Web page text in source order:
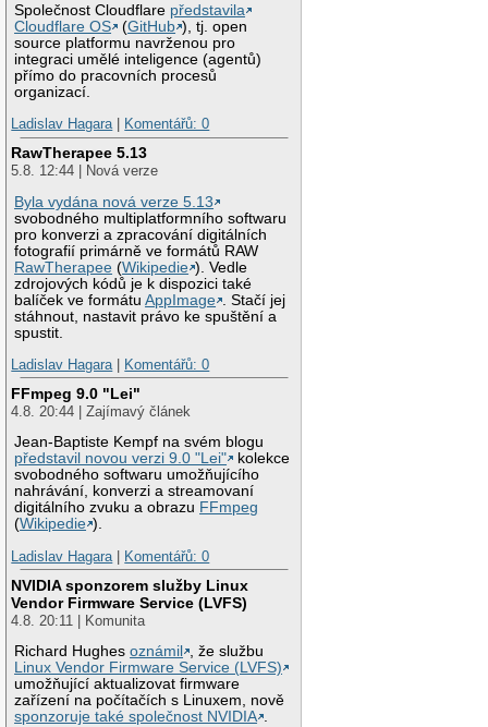
Společnost Cloudflare představila
Cloudflare OS
(GitHub ), tj. open
source platformu navrženou pro
integraci umělé inteligence (agentů)
přímo do pracovních procesů
organizací.
Ladislav Hagara| Komentářů: 0
RawTherapee 5.13
5.8. 12:44 | Nová verze
Byla vydána nová verze 5.13
svobodného multiplatformního softwaru
pro konverzi a zpracování digitálních
fotografií primárně ve formátů RAW
RawTherapee (Wikipedie ). Vedle
zdrojových kódů je k dispozici také
balíček ve formátuAppImage
. Stačí jej
stáhnout, nastavit právo ke spuštění a
spustit.
Ladislav Hagara| Komentářů: 0
FFmpeg 9.0 "Lei"
4.8. 20:44 | Zajímavý článek
Jean-Baptiste Kempf na svém blogu
představil novou verzi 9.0 "Lei"
kolekce
svobodného softwaru umožňujícího
nahrávání, konverzi a streamovaní
digitálního zvuku a obrazu FFmpeg
(Wikipedie ).
Ladislav Hagara| Komentářů: 0
NVIDIA sponzorem služby Linux
Vendor Firmware Service (LVFS)
4.8. 20:11 | Komunita
Richard Hughesoznámil
, že službu
Linux Vendor Firmware Service (LVFS)
umožňující aktualizovat firmware
zařízení na počítačích s Linuxem, nově
sponzoruje také společnost NVIDIA .